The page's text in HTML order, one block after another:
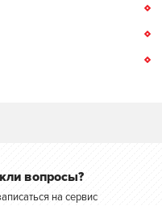
вопросы?
на сервис